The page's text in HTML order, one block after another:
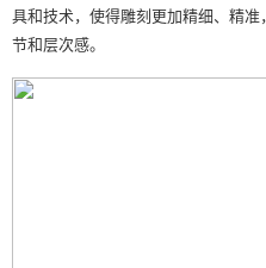
具和技术，使得雕刻更加精细、精
节和层次感。